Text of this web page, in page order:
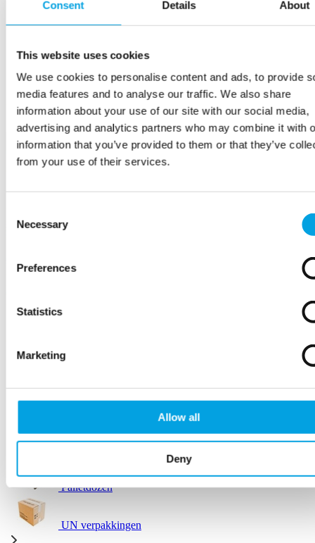
Consent Details About
This website uses cookies
We use cookies to personalise content and ads, to provide
media features and to analyse our traffic. We also share
information about your use of our site with our social media,
advertising and analytics partners who may combine it with
information that you’ve provided to them or that they’ve
from your use of their services.
Selection
Necessary
Preferences
Statistics
Marketing
Allow all
Deny
Verhuisetiketten
Verzendlabels
Waarschuwingsetiketten
Interne transportmiddelen
Ladingzekering
Palletdozen
UN verpakkingen